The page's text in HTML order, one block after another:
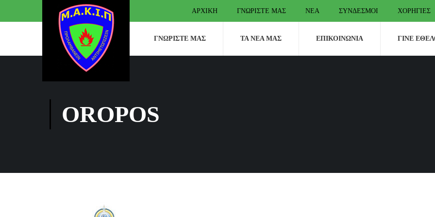
ΑΡΧΙΚΉ ΓΝΩΡΊΣΤΕ ΜΑΣ ΝΈΑ ΣΎΝΔΕΣΜΟΙ ΧΟΡΗΓΊΕΣ
ΓΝΩΡΊΣΤΕ ΜΑΣ ΤΑ ΝΈΑ ΜΑΣ ΕΠΙΚΟΙΝΩΝΊΑ ΓΊΝΕ
OROPOS